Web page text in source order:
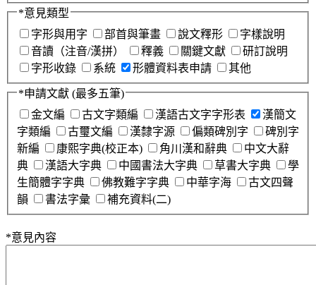
*意見類型
字形與用字
部首與筆畫 說文釋形
字樣說明
音讀（注音/漢拼）
釋義 關鍵文獻
研訂說明
字形收錄
系統 形體資料表申請 其他
*申請文獻 (最多五筆)
金文編
古文字類編 漢語古文字字形表
漢簡文
字類編
古璽文編 漢隸字源 偏類碑別字
碑別字
新編
康熙字典(校正本) 角川漢和辭典
中文大辭
典
漢語大字典 中國書法大字典 草書大字典
學
生簡體字字典
佛教難字字典 中華字海
古文四聲
韻
書法字彙 補充資料(二)
*意見內容